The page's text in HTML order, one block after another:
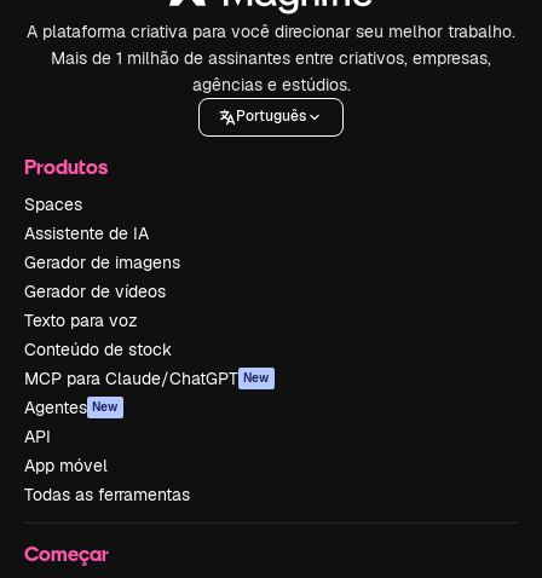
A plataforma criativa para você direcionar seu melhor trabalho.
Mais de 1 milhão de assinantes entre criativos, empresas,
agências e estúdios.
Português
Produtos
Spaces
Assistente de IA
Gerador de imagens
Gerador de vídeos
Texto para voz
Conteúdo de stock
MCP para Claude/ChatGPT New
Agentes New
API
App móvel
Todas as ferramentas
Começar